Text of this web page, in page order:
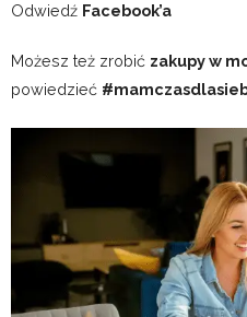
Odwiedź Facebook’a
Możesz też zrobić zakupy w
powiedzieć